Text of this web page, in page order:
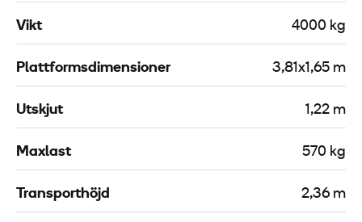
k
m
s
e
P
-
3
0
m
Vikt 4000 kg
Plattformsdimensioner 3,81x1,65 m
Utskjut 1,22 m
Maxlast 570 kg
Transporthöjd 2,36 m